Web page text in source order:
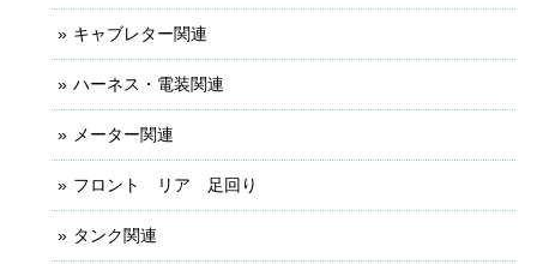
キャブレター関連
ハーネス・電装関連
メーター関連
フロント リア 足回り
タンク関連